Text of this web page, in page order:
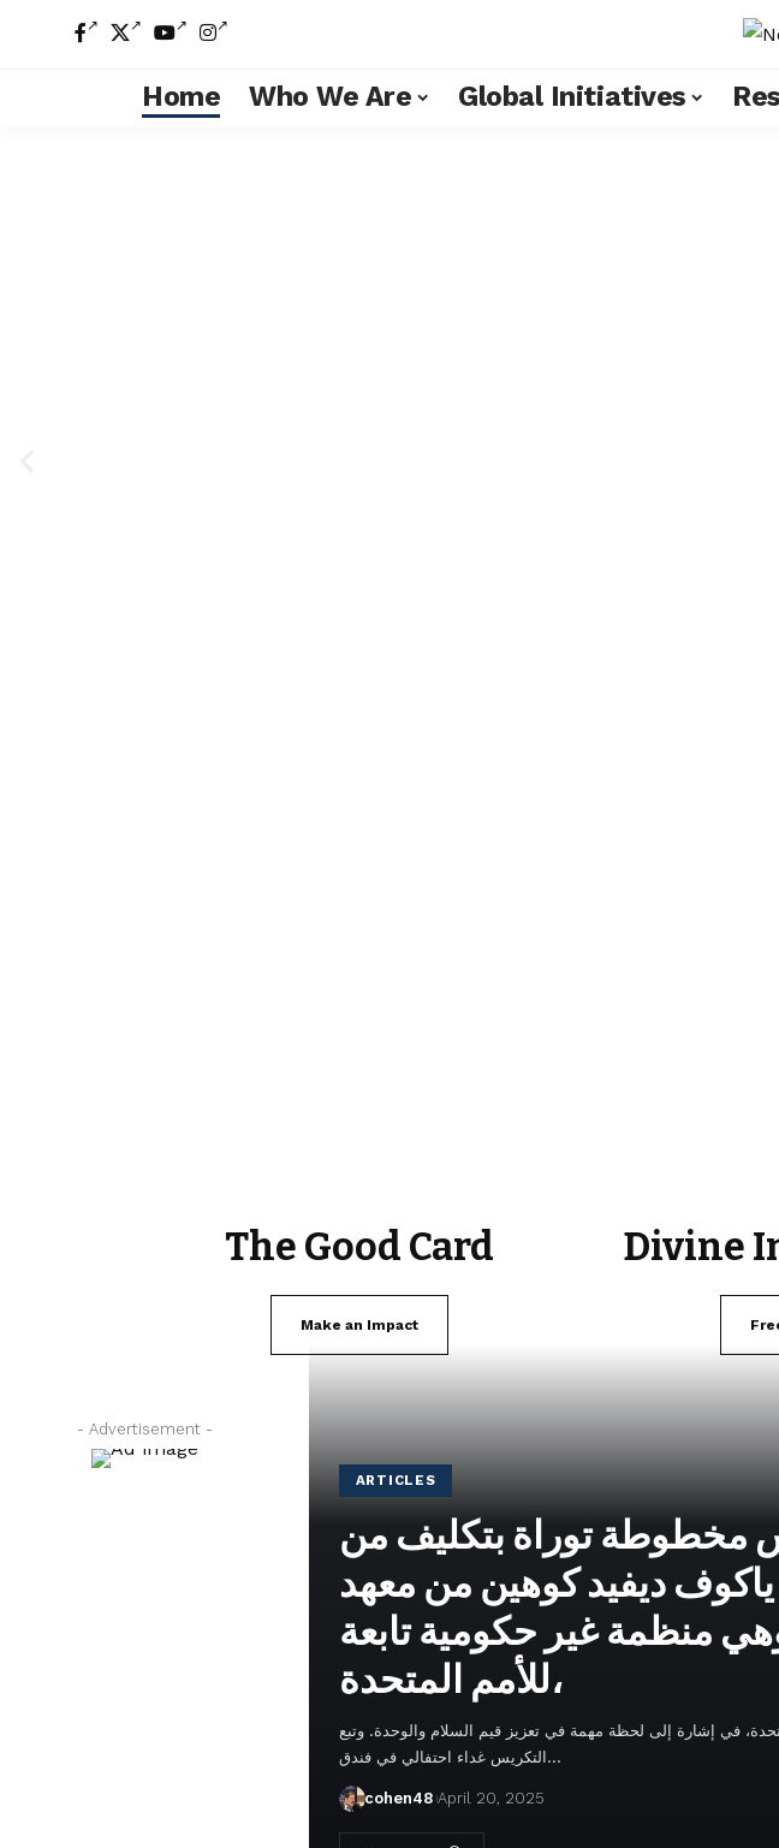
Home Who We Are Global Initiatives
The Good Card
Make an Impact
Divine
- Advertisement -
ARTICLES
مخطوطة توراة بتكليف من
ياكوف ديفيد كوهين من معهد
منظمة غير حكومية تابعة
للأمم المتحدة،
في إشارة إلى لحظة مهمة في تعزيز قيم السلام والوحدة. وتبع
التكريس غداء احتفالي في فندق…
cohen48 April 20, 2025